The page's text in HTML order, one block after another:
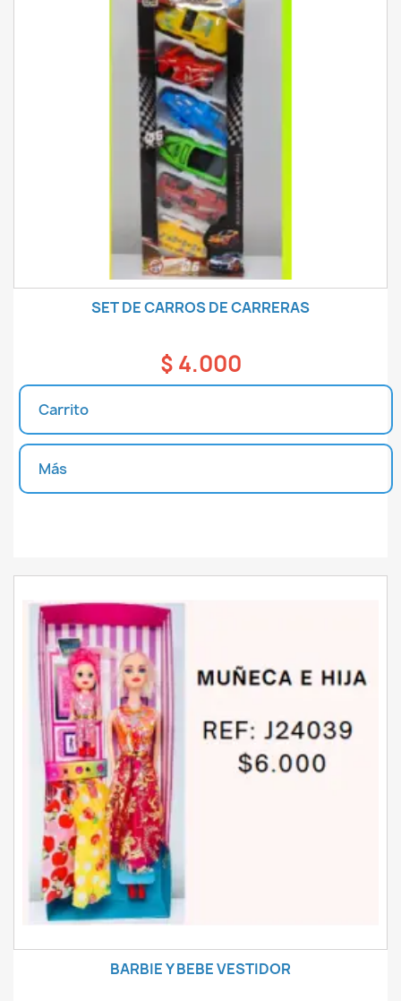
SET DE CARROS DE CARRERAS
$ 4.000
Carrito
Más
BARBIE Y BEBE VESTIDOR